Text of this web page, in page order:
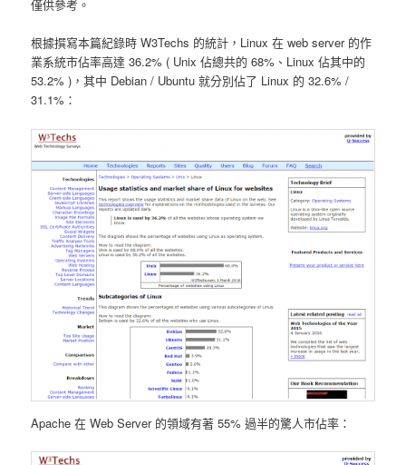
僅供參考。
根據撰寫本篇紀錄時 W3Techs 的統計，Linux 在 web server 的作
業系統市佔率高達 36.2% ( Unix 佔總共的 68%、Linux 佔其中的
53.2% )，其中 Debian / Ubuntu 就分別佔了 Linux 的 32.6% /
31.1%：
Apache 在 Web Server 的領域有著 55% 過半的驚人市佔率：